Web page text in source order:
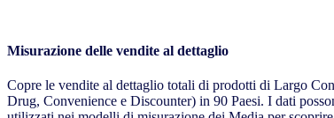
Misurazione delle vendite al dettaglio
Copre le vendite al dettaglio totali di prodotti di Largo
Drug, Convenience e Discounter) in 90 Paesi. I dati